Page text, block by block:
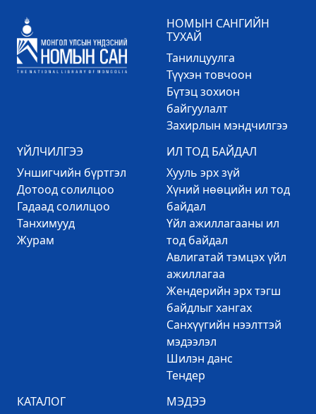
НОМЫН САНГИЙН
ТУХАЙ
Танилцуулга
Түүхэн товчоон
Бүтэц зохион
байгуулалт
Захирлын мэндчилгээ
ҮЙЛЧИЛГЭЭ
Уншигчийн бүртгэл
Дотоод солилцоо
Гадаад солилцоо
Танхимууд
Журам
ИЛ ТОД БАЙДАЛ
Хууль эрх зүй
Хүний нөөцийн ил тод
байдал
Үйл ажиллагааны ил
тод байдал
Авлигатай тэмцэх үйл
ажиллагаа
Жендерийн эрх тэгш
байдлыг хангах
Санхүүгийн нээлттэй
мэдээлэл
Шилэн данс
Тендер
КАТАЛОГ
МЭДЭЭ